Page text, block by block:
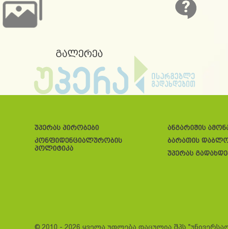
გალერეა
უპერას პირობები
კონფიდენციალურობის
პოლიტიკა
ანგარიშის
ბარათის
უპერას
© 2010 - 2026 ყველა უფლება დაცულია შპს